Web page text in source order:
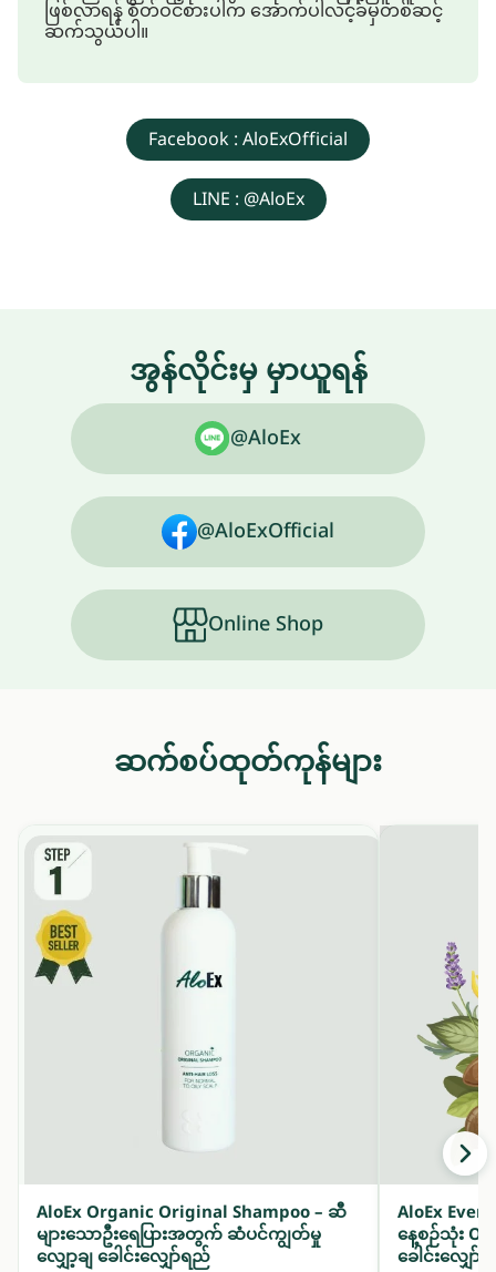
ဖြစ်လာရန် စိတ်ဝင်စားပါက အောက်ပါလင့်ခ်မှတစ်ဆင့်
ဆက်သွယ်ပါ။
Facebook : AloExOfficial
LINE : @AloEx
အွန်လိုင်းမှ မှာယူရန်
@AloEx
@AloExOfficial
Online Shop
ဆက်စပ်ထုတ်ကုန်များ
AloEx Organic Original Shampoo – ဆီ
များသောဦးရေပြားအတွက် ဆံပင်ကျွတ်မှု
လျှော့ချ ခေါင်းလျှော်ရည်
AloEx
နေ့စဉ်သုံး
ခေါင်းလျှော်